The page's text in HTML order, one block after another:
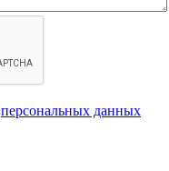
персональных данных